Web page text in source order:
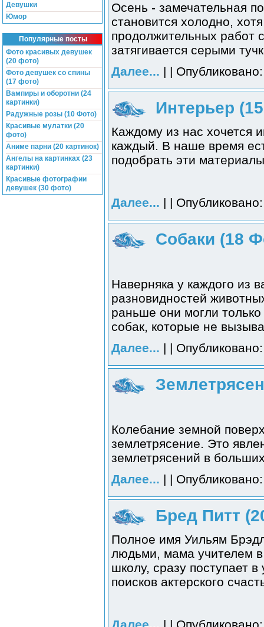
Девушки
Юмор
Популярные посты
Фото красивых девушек
(20 фото)
Фото девушек со спины
(17 фото)
Вампиры и оборотни (24
картинки)
Радужные розы (10 Фото)
Красивые мулатки (20
фото)
Аниме парни (20 картинок)
Ангелы на картинках (23
картинки)
Красивые фотографии
девушек (30 фото)
Осень - замечательная
становится холодно,
продолжительных работ
затягивается серыми
Далее... | |
Интерьер
Каждому из нас хочется
каждый. В наше время
подобрать эти
Далее... | |
Собаки (18
Наверняка у каждого из
разновидностей
раньше они могли
собак, которые не
Далее... | |
Колебание земной
землетрясение. Это
землетрясений в
Далее... | |
Бред Питт
Полное имя Уильям
людьми, мама учителем в
школу, сразу поступает
поисков актерского